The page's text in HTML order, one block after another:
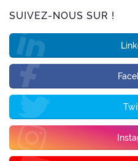
SUIVEZ-NOUS SUR !